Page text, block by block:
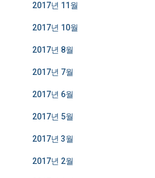
2017년 11월
2017년 10월
2017년 8월
2017년 7월
2017년 6월
2017년 5월
2017년 3월
2017년 2월